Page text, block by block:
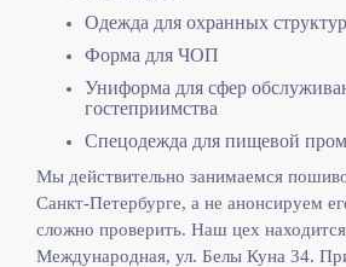
Одежда для охранных структур
Форма для ЧОП
Униформа для сфер
гостеприимства
Спецодежда для пищевой
Мы действительно занимаемся
Санкт-Петербурге, а не анонсируем
сложно проверить. Наш цех
Международная, ул. Белы Куна 34.